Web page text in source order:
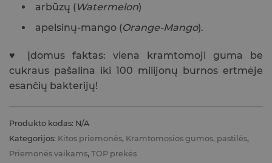
arbūzų (Watermelon)
apelsinų-mango (Orange-Mango).
♥ Įdomus faktas: viena kramtomoji guma be
cukraus pašalina iki 100 milijonų burnos ertmėje
esančių bakterijų!
Produkto kodas: N/A
Kategorijos: Kitos priemonės, Kramtomosios gumos, pastilės,
Priemonės vaikams, TOP prekės